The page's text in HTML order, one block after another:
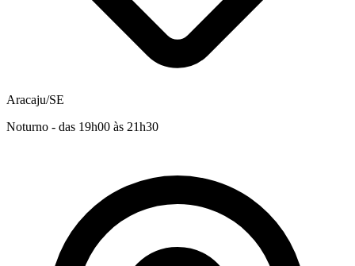
Aracaju/SE
Noturno - das 19h00 às 21h30